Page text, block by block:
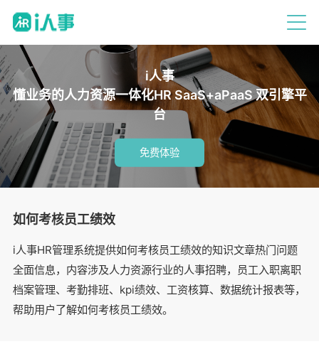
i人事
懂业务的人力资源一体化HR SaaS+aPaaS 双引擎平
台
免费体验
如何考核员工绩效
i人事HR管理系统提供如何考核员工绩效的知识文章热门问题
全面信息，内容涉及人力资源行业的人事招聘，员工入职离职
档案管理、考勤排班、kpi绩效、工资核算、数据统计报表等，
帮助用户了解如何考核员工绩效。